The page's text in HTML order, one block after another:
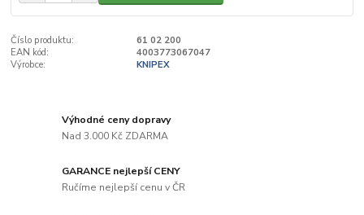
Číslo produktu:
61 02 200
EAN kód:
4003773067047
Výrobce:
KNIPEX
Výhodné ceny dopravy
Nad 3.000 Kč ZDARMA
GARANCE nejlepší CENY
Ručíme nejlepší cenu v ČR